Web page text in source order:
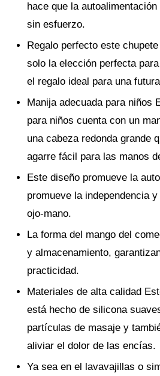
hace que la
sin esfuerzo.
Regalo perfecto este
solo la elección perfecta
el regalo ideal para una
Manija adecuada para niños
para niños cuenta con un
una cabeza redonda grande
agarre fácil para las manos
Este diseño promueve la
promueve la independencia
ojo-mano.
La forma del mango del
y almacenamiento,
practicidad.
Materiales de alta calidad
está hecho de silicona
partículas de masaje y
aliviar el dolor de las encías.
Ya sea en el lavavajillas o